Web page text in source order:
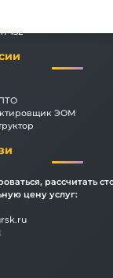
ЭОМ
рассчитать
цену услуг: